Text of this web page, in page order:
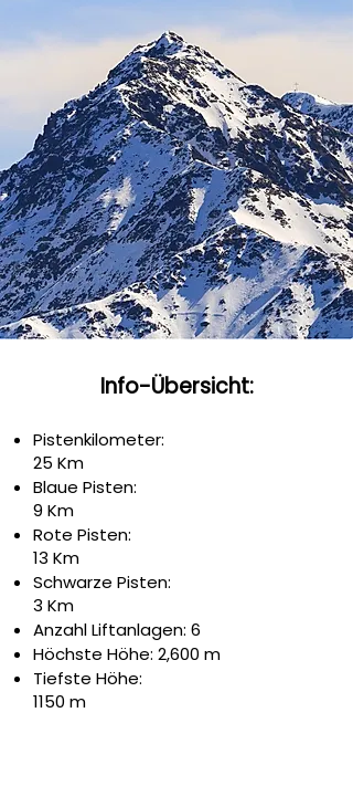
Info-Übersicht:
Pistenkilometer:
25 Km
Blaue Pisten:
9 Km
Rote Pisten:
13 Km
Schwarze Pisten:
3 Km
Anzahl Liftanlagen: 6
Höchste Höhe: 2,600 m
Tiefste Höhe:
1150 m